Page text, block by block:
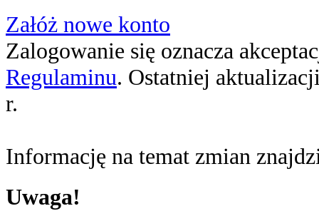
Załóż nowe konto
Zalogowanie się oznacza
Regulaminu. Ostatniej
r.
Informację na temat zmian
Uwaga!